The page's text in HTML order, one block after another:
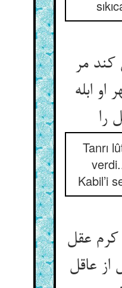
مر
ابله
را
Tanrı
Kabil’i
کرم عقل
از عاقل